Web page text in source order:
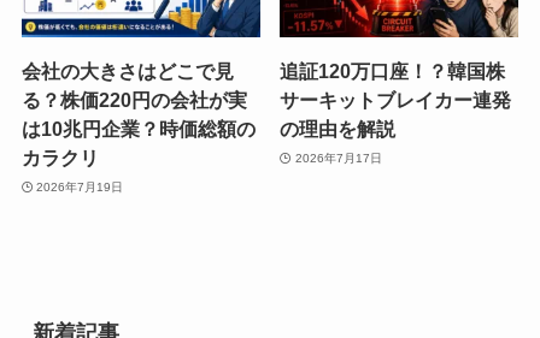
会社の大きさはどこで見
る？株価220円の会社が実
は10兆円企業？時価総額の
カラクリ
2026年7月19日
追証120万口座！？韓国株
サーキットブレイカー連発
の理由を解説
2026年7月17日